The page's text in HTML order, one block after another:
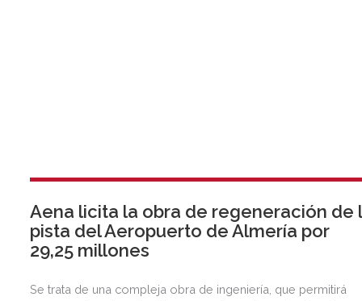
Aena licita la obra de regeneración de
pista del Aeropuerto de Almería por
29,25 millones
Se trata de una compleja obra de ingeniería, que permitirá